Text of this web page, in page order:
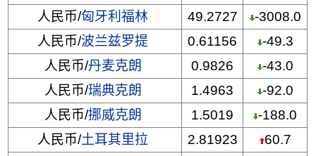
人民币/匈牙利福林 49.2727
-3008.0
人民币/波兰兹罗提 0.61156
-49.3
人民币/丹麦克朗 0.9826
-43.0
人民币/瑞典克朗 1.4963
-92.0
人民币/挪威克朗 1.5019
-188.0
人民币/土耳其里拉 2.81923
60.7